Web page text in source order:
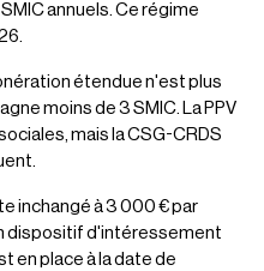
annuels. Ce régime
étendue n'est plus
moins de 3 SMIC. La PPV
mais la CSG-CRDS
inchangé à 3 000 € par
dispositif d'intéressement
en place à la date de